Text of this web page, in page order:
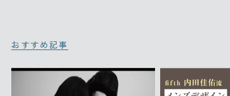
おすすめ記事